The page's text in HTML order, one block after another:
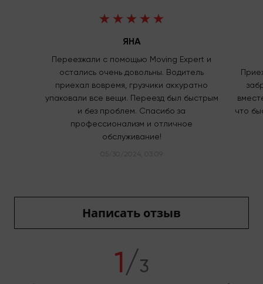
Переезжали с помощью Moving Expert и
остались очень довольны. Водитель
приехал вовремя, грузчики аккуратно
упаковали все вещи. Переезд был быстрым
и без проблем. Спасибо за
профессионализм и отличное
обслуживание!
ЯНА
05/30/2024, 03:09
что
Написать отзыв
1/3